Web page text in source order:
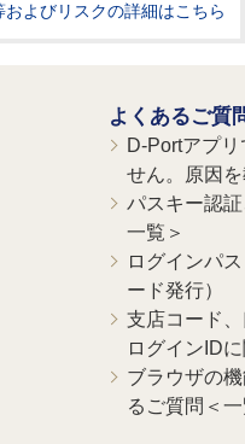
よびリスクの詳細はこちら
よくあるご質
D-Portアプ
せん。原因
パスキー認
一覧＞
ログインパ
ード発行）
支店コード
ログインID
ブラウザの
るご質問＜